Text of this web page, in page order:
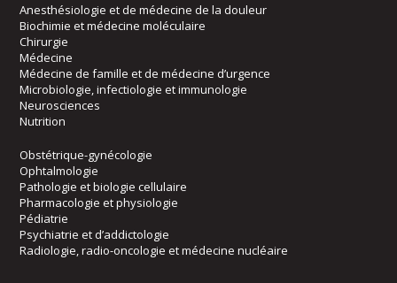
Anesthésiologie et de médecine de la douleur
Biochimie et médecine moléculaire
Chirurgie
Médecine
Médecine de famille et de médecine d’urgence
Microbiologie, infectiologie et immunologie
Neurosciences
Nutrition
Obstétrique-gynécologie
Ophtalmologie
Pathologie et biologie cellulaire
Pharmacologie et physiologie
Pédiatrie
Psychiatrie et d’addictologie
Radiologie, radio-oncologie et médecine nucléaire